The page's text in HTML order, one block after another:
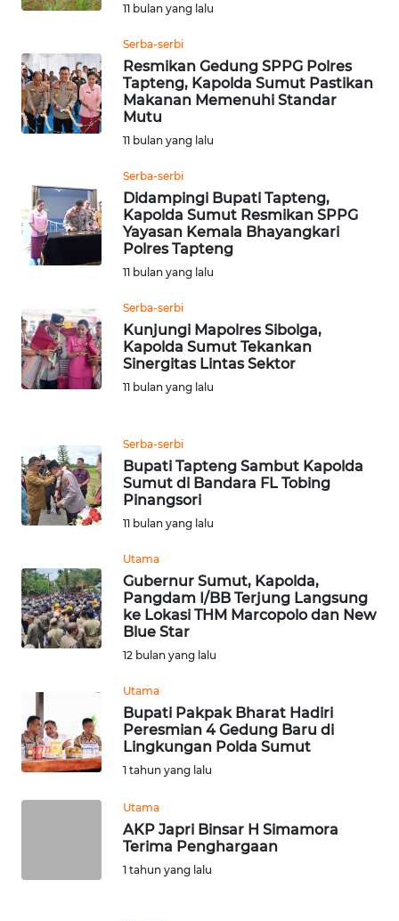
11 bulan yang lalu
Serba-serbi
Resmikan Gedung SPPG Polres
Tapteng, Kapolda Sumut Pastikan
Makanan Memenuhi Standar
Mutu
11 bulan yang lalu
Serba-serbi
Didampingi Bupati Tapteng,
Kapolda Sumut Resmikan SPPG
Yayasan Kemala Bhayangkari
Polres Tapteng
11 bulan yang lalu
Serba-serbi
Kunjungi Mapolres Sibolga,
Kapolda Sumut Tekankan
Sinergitas Lintas Sektor
11 bulan yang lalu
Serba-serbi
Bupati Tapteng Sambut Kapolda
Sumut di Bandara FL Tobing
Pinangsori
11 bulan yang lalu
Utama
Gubernur Sumut, Kapolda,
Pangdam I/BB Terjung Langsung
ke Lokasi THM Marcopolo dan New
Blue Star
12 bulan yang lalu
Utama
Bupati Pakpak Bharat Hadiri
Peresmian 4 Gedung Baru di
Lingkungan Polda Sumut
1 tahun yang lalu
Utama
AKP Japri Binsar H Simamora
Terima Penghargaan
1 tahun yang lalu
Regional
WN
SUMUT
JAKARTA
WN
JABAR
BANTEN
WN
NTT
KEPRI
WN
PAPUA
PAPUA
BARAT
WN
SERAMBI
WN